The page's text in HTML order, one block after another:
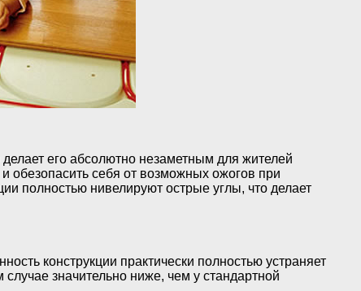
его абсолютно незаметным для жителей
обезопасить себя от возможных ожогов при
полностью нивелируют острые углы, что делает
конструкции практически полностью устраняет
значительно ниже, чем у стандартной